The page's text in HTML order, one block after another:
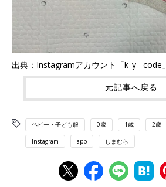
出典：Instagramアカウント「k_y__code」
元記事へ戻る
ベビー・子ども服 0歳 1歳 2歳
Instagram app しまむら